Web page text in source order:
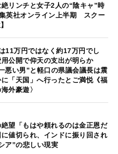
リンチと女子2人の“陰キャ”時
英社オンライン上半期 スクー
11万円ではなく約17万円でし
公開で仰天の支出が明らか
い男”と軽口の県議会議長は震
「天国」へ行ったとご満悦《福
外豪遊〉
望「もはや頼れるのは金正恩だ
値切られ、インドに振り回され
ア”の悲しい現実